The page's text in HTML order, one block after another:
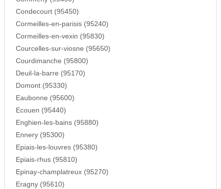
Condecourt (95450)
Cormeilles-en-parisis (95240)
Cormeilles-en-vexin (95830)
Courcelles-sur-viosne (95650)
Courdimanche (95800)
Deuil-la-barre (95170)
Domont (95330)
Eaubonne (95600)
Ecouen (95440)
Enghien-les-bains (95880)
Ennery (95300)
Epiais-les-louvres (95380)
Epiais-rhus (95810)
Epinay-champlatreux (95270)
Eragny (95610)